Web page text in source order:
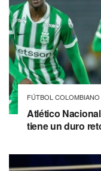
FÚTBOL COLOMBIANO
Atlético
tiene un duro